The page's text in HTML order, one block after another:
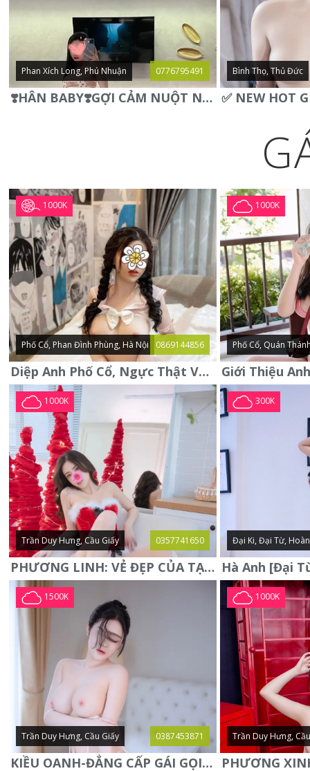
Phan Xích Long, Phú Nhuận 0776795491
❣️HÂN BABY❣️GỢI CẢM NUỘT NÀ DÁNG SON XINH XINH QUYẾN RŨ
Bình Thọ, Thủ Đức
1000K
Phố Cổ, Phan Đình Phùng, Hà Nội 0869144856
Diệp Anh Phố Cổ, Ngực Thật Vú To Thơm Tho Quyến Rũ
1000K
Phố Cổ, Quán
1000K
Trần Duy Hưng, Cầu Giấy 0357741650
PHƯƠNG LINH: VẺ ĐẸP CỦA TẠO HÓA, XINH ĐẸP, SEXY, QUYỄN RŨ
300K
Đại Ki, Đại Từ,
1500K
Trần Duy Hưng, Cầu Giấy 0387453871
KIỀU OANH-ĐẲNG CẤP GÁI GỌI XINH SANG-NGOAN NGOÃN
1000K
Trần Duy Hưng,